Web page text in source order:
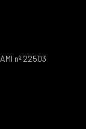
AMI nº 22503